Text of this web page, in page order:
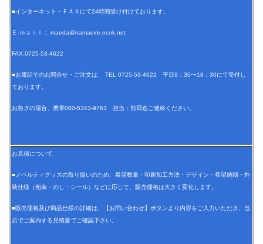
■インターネット・ＦＡＸにて24時間受け付けております。
Ｅ-ｍａｉｌ： maeda@namaeire.ocnk.net
FAX:0725-53-4622
■お電話でのお問合せ・ご注文は、 TEL 0725-53-4622 平日9：30〜18：30にて受付し
ております。
お急ぎの場合、携帯080-5343-9763 担当：前田迄ご連絡ください。
お見積について
■ノベルティグッズの取り扱いのため、希望数量・印刷加工方法・デザイン・希望納期・外
装仕様（包装・のし・シール）などに応じて、販売価格は大きく変化します。
■販売価格及び商品仕様の詳細は、【お問い合わせ】ボタンより内容をご入力いただき、当
店でご案内する見積書でご確認下さい。